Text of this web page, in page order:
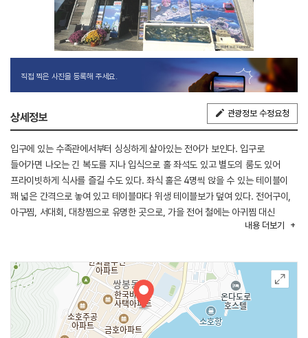
직접 찍은 사진을 등록해 주세요.
상세정보 관광정보 수정요청
입구에 있는 수족관에서부터 싱싱하게 살아있는 전어가 보인다. 입구로
들어가면 나오는 긴 복도를 지나 입식으로 홀 좌석도 있고 별도의 룸도 있어
프라이빗하게 식사를 즐길 수도 있다. 좌식 홀은 4명씩 앉을 수 있는 테이블이
꽤 넓은 간격으로 놓여 있고 테이블마다 위생 테이블보가 덮여 있다. 전어구이,
아구찜, 서대회, 대창찜으로 유명한 곳으로, 가을 전어 철에는 아귀찜 대신
전어회, 전어 초무침, 전어구이까지 전어의 모든 것을 즐길 수 있는 식당이다.
등이 주변에 있어 연계 관광하기 수월하다.
내용 더보기